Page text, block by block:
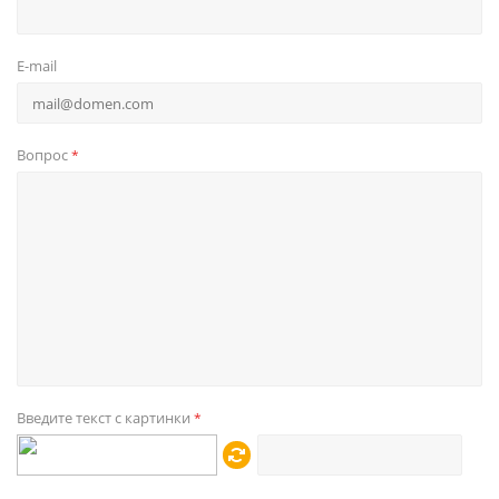
E-mail
Вопрос*
Введите текст с картинки *